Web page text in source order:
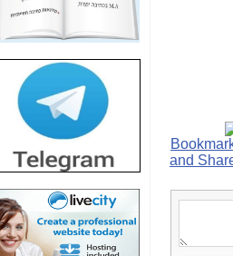
חשיפת חשד לשחיתות
הדומה לזו של "תיק
הסלולר -כאן
חשיפת מה שלא
רוצים שתדעו בעניין
פריסת אנלימיטד
(בניחוח בלתי נסבל) -
כאן
חשיפה: איוב קרא
אישר לקבוצת סלקום
בדיוק מה שביבי אישר
כאן